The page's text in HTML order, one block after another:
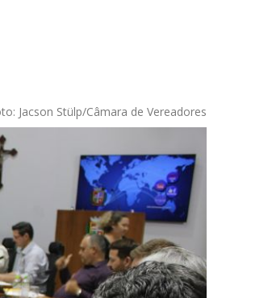
Jacson Stülp/Câmara de Vereadores